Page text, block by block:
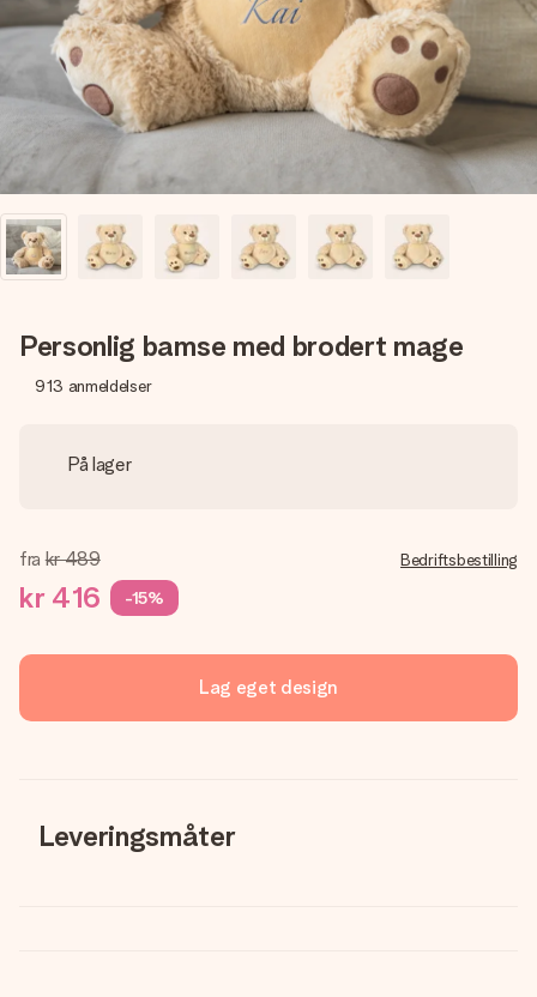
et bilde av dere eller en beskjed som virkelig berører
hjertet. Ikke noe tull, bare masse kjærlighet i øyeblikket.
Personlig bamse med brodert mage
913 anmeldelser
På lager
fra kr 489
kr 416 -15%
Bedriftsbestilling
Lag eget design
Leveringsmåter